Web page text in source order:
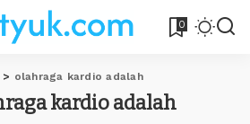
0
olahraga kardio adalah
kardio adalah